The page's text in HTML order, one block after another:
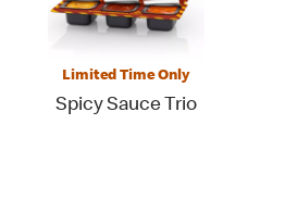
Limited Time Only
Spicy Sauce Trio